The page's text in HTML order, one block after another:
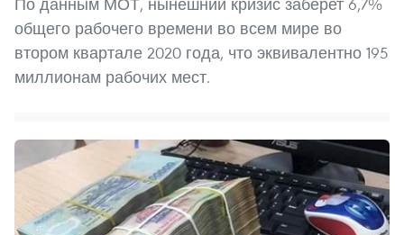
По данным МОТ, нынешний кризис заберет 6,7%
общего рабочего времени во всем мире во
втором квартале 2020 года, что эквивалентно 195
миллионам рабочих мест.